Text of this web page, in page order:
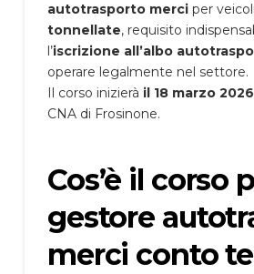
autotrasporto merciper
tonnellate, requisito
l’iscrizione all’albo
operare legalmente nel settore.
Il corso inizierà il 18 marzo 2026
CNA di Frosinone.
Cos’è il corso
gestore
merci conto